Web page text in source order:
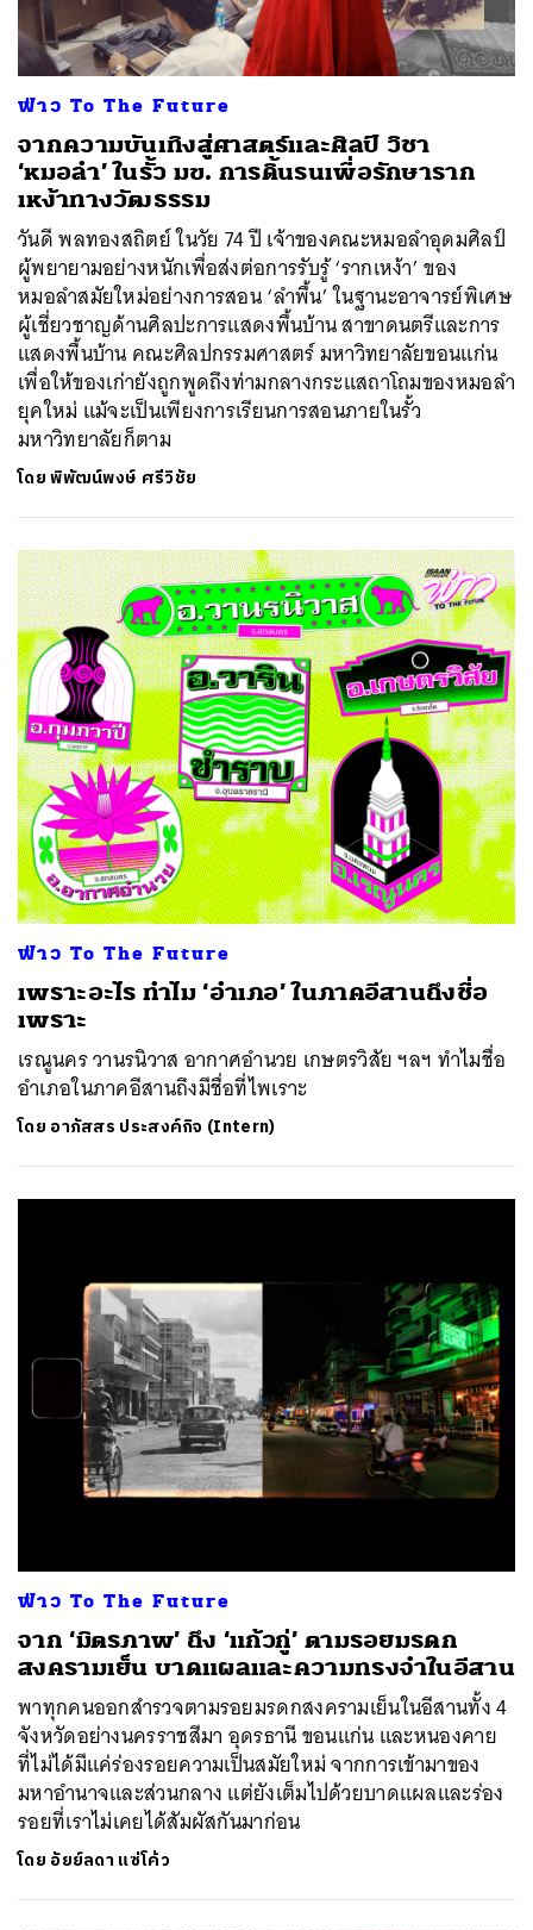
ฟ่าว To The Future
จากความบันเทิงสู่ศาสตร์และศิลป์ วิชา
‘หมอลำ’ ในรั้ว มข. การดิ้นรนเพื่อรักษาราก
เหง้าทางวัฒธรรม
วันดี พลทองสถิตย์ ในวัย 74 ปี เจ้าของคณะหมอลำอุดมศิลป์
ผู้พยายามอย่างหนักเพื่อส่งต่อการรับรู้ ‘รากเหง้า’ ของ
หมอลำสมัยใหม่อย่างการสอน ‘ลำพื้น’ ในฐานะอาจารย์พิเศษ
ผู้เชี่ยวชาญด้านศิลปะการแสดงพื้นบ้าน สาขาดนตรีและการ
แสดงพื้นบ้าน คณะศิลปกรรมศาสตร์ มหาวิทยาลัยขอนแก่น
เพื่อให้ของเก่ายังถูกพูดถึงท่ามกลางกระแสถาโถมของหมอลำ
ยุคใหม่ แม้จะเป็นเพียงการเรียนการสอนภายในรั้ว
มหาวิทยาลัยก็ตาม
โดยพิพัฒน์พงษ์ ศรีวิชัย
ฟ่าว To The Future
เพราะอะไร ทำไม ‘อำเภอ’ ในภาคอีสานถึงชื่อ
เพราะ
เรณูนคร วานรนิวาส อากาศอำนวย เกษตรวิสัย ฯลฯ ทำไมชื่อ
อำเภอในภาคอีสานถึงมีชื่อที่ไพเราะ
โดย อาภัสสร ประสงค์กิจ (Intern)
ฟ่าว To The Future
จาก ‘มิตรภาพ’ ถึง ‘แก้วกู่’ ตามรอยมรดก
สงครามเย็น บาดแผลและความทรงจำในอีสาน
พาทุกคนออกสำรวจตามรอยมรดกสงครามเย็นในอีสานทั้ง 4
จังหวัดอย่างนครราชสีมา อุดรธานี ขอนแก่น และหนองคาย
ที่ไม่ได้มีแค่ร่องรอยความเป็นสมัยใหม่ จากการเข้ามาของ
มหาอำนาจและส่วนกลาง แต่ยังเต็มไปด้วยบาดแผลและร่อง
รอยที่เราไม่เคยได้สัมผัสกันมาก่อน
โดย อัยย์ลดา แซ่โค้ว